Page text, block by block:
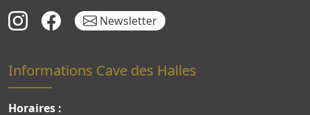
Newsletter
Informations Cave des Halles
Horaires :